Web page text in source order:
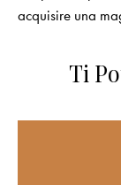
acquisire una
Ti